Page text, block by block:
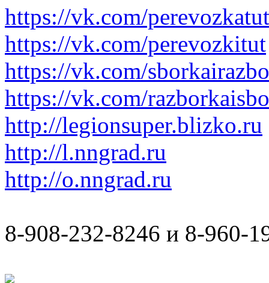
https://vk.com/perevozkatut
https://vk.com/perevozkitut
https://vk.com/
https://vk.com/
http://legionsuper.blizko.ru
http://l.nngrad.ru
http://o.nngrad.ru
8-908-232-8246 и 8-960-